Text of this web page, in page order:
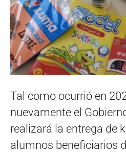
Tal como ocurrió en
nuevamente el
realizará la entrega de
alumnos beneficiarios